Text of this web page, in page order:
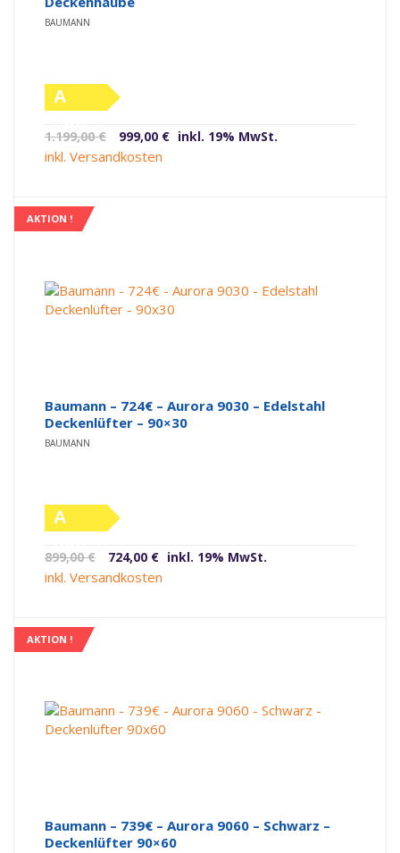
BAUMANN
A
Label)
1.199,00€
Ursprünglicher
Preis
999,00 € Aktueller
inkl. 19% MwSt.
inkl. Versandkosten
AKTION !
Baumann – 724€ – Aurora 9030 – Edelstahl
Deckenlüfter – 90×30
BAUMANN
A
Label)
899,00€
Ursprünglicher
Preis
724,00 € Aktueller
inkl. 19% MwSt.
inkl. Versandkosten
AKTION !
Baumann – 739€ – Aurora 9060 – Schwarz –
Deckenlüfter 90×60